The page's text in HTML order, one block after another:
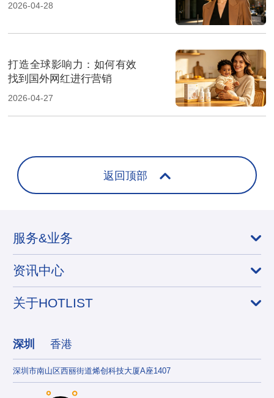
2026-04-28
打造全球影响力：如何有效
找到国外网红进行营销
2026-04-27
返回顶部
服务&业务
资讯中心
关于HOTLIST
深圳 香港
深圳市南山区西丽街道烯创科技大厦A座1407